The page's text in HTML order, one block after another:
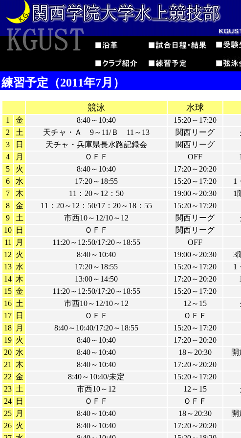
競泳 水球
1 金 8:40～10:40
15:20～17:20
2
土 天チャ・Ａ 9～11/Ｂ 11～13 関西リーグ
3
日 天チャ・兵庫県長水路記録会
関西リーグ
4
月 ＯＦＦ OFF
5
火 8:40～10:40 17:20～20:20
6
水 17:20～18:55 15:20～17:20
1
7
木 11：20～12：50 19:00～20:30
1
8
金 11：20～12：50/17：20～18：55 15:20～17:20
9
土 市西10～12/10～12 関西リーグ
10
日 ＯＦＦ
関西リーグ
11
月 11:20～12:50/17:20～18:55 OFF
12 火 8:40～10:40 19:00～20:30
3
13 水 17:20～18:55 15:20～17:20
1
14 木 13:00～14:50 17:20～20:20
15 金 11:20～12:50/17:20～18:55 15:20～17:20
16 土 市西10～12/10～12 12～15
17
日 ＯＦＦ
ＯＦＦ
18
月 8:40～10:40/17:20～18:55
15:20～17:20
19 火 8:40～10:40
17:20～20:20
20 水 8:40～10:40 18～20:30
開
21
木 8:40～10:40
17:20～20:20
22 金 8:40～10:40/未定
15:20～17:20
23 土 市西10～12 12～15
24
日 ＯＦＦ ＯＦＦ
25
月 8:40～10:40 18～20:30
開
26 火 8:40～10:40
17:20～20:20
練習予定（2011年7月）